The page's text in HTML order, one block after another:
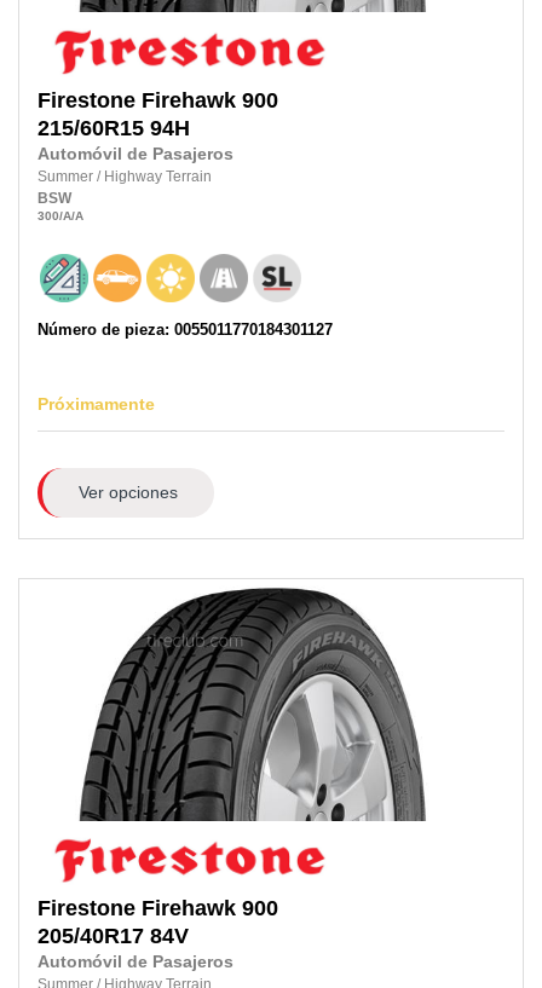
Firestone Firehawk 900
215/60R15 94H
Automóvil de Pasajeros
Summer / Highway Terrain
BSW
300/A/A
Número de pieza: 0055011770184301127
Próximamente
Ver opciones
Firestone Firehawk 900
205/40R17 84V
Automóvil de Pasajeros